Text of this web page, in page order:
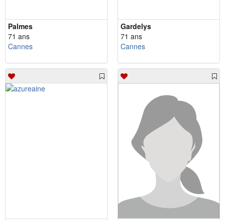
Palmes
71 ans
Cannes
Gardelys
71 ans
Cannes